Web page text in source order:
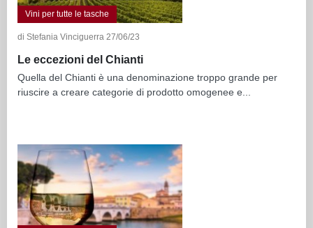
Vini per tutte le tasche
di Stefania Vinciguerra 27/06/23
Le eccezioni del Chianti
Quella del Chianti è una denominazione troppo grande per
riuscire a creare categorie di prodotto omogenee e...